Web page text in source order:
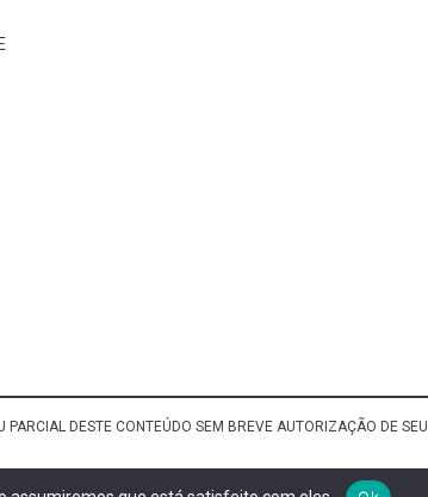
DESTE CONTEÚDO SEM BREVE AUTORIZAÇÃO DE